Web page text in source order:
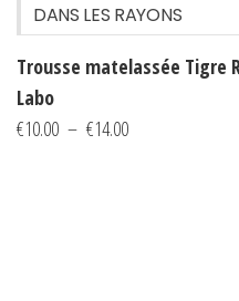
DANS LES RAYONS
Trousse matelassée Tigre
Labo
€10.00 – €14.00Plage